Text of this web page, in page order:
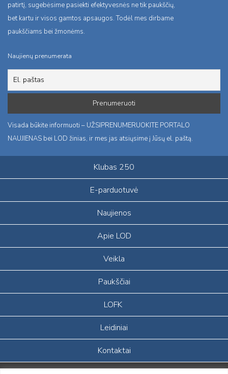
patirtį, sugebėsime pasiekti efektyvesnės ne tik paukščių,
bet kartu ir visos gamtos apsaugos. Todėl mes dirbame
paukščiams bei žmonėms.
Naujienų prenumerata
Visada būkite informuoti – UŽSIPRENUMERUOKITE PORTALO
NAUJIENAS bei LOD žinias, ir mes jas atsiųsime į Jūsų el. paštą.
Klubas 250
E-parduotuvė
Naujienos
Apie LOD
Veikla
Paukščiai
LOFK
Leidiniai
Kontaktai